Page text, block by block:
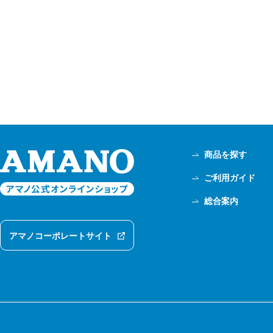
アマノコーポレートサイト
商品を探す
ご利用ガイド
総合案内